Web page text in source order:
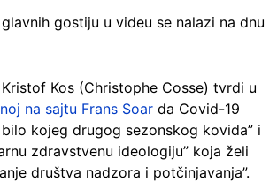
gostiju u videu se nalazi na dnu
Kos (Christophe Cosse) tvrdi u
na sajtu Frans Soar da Covid-19
kojeg drugog sezonskog kovida” i
zdravstvenu ideologiju” koja želi
društva nadzora i potčinjavanja”.